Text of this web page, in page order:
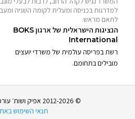
למדרגות בכניסה ומעלית לקומה השניה
לתאם מראש.
הנציגות הישראלית של ארגוןBOKS
International
רשת בפריסה עולמית של משרדי יועצים
מובילים בתחומם.
© 2012-2026 אפיק ושות׳ עורכי דין ונוטריונים
תנאי השימוש